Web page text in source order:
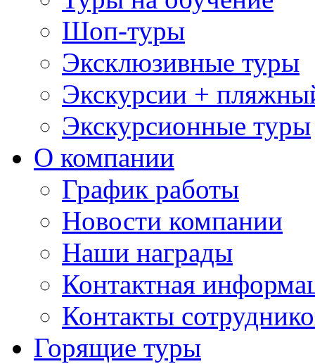
Шоп-туры
Эксклюзивные туры
Экскурсии +
Экскурсионные туры
О компании
График работы
Новости компании
Наши награды
Контактная
Контакты
Горящие туры